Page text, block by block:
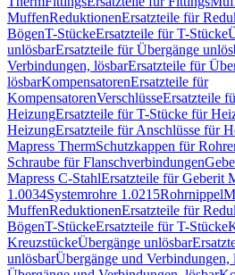
MuffenReduktionenErsatzteile für
BögenT-StückeErsatzteile für T-Stücke
unlösbarErsatzteile für Übergänge
Verbindungen, lösbarErsatzteile für
lösbarKompensatorenErsatzteile für
KompensatorenVerschlüsseErsatzteile
HeizungErsatzteile für T-Stücke für
HeizungErsatzteile für Anschlüsse für
Mapress ThermSchutzkappen für
Schraube für Flanschverbindungen
Mapress C-StahlErsatzteile für Geberit
1.0034Systemrohre 1.0215Rohrnippel
MuffenReduktionenErsatzteile für
BögenT-StückeErsatzteile für T-Stücke
KreuzstückeÜbergänge unlösbar
unlösbarÜbergänge und Verbindungen,